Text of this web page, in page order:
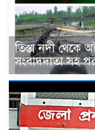
তিস্তা নদী থেকে
সংবাদদাতা সহ